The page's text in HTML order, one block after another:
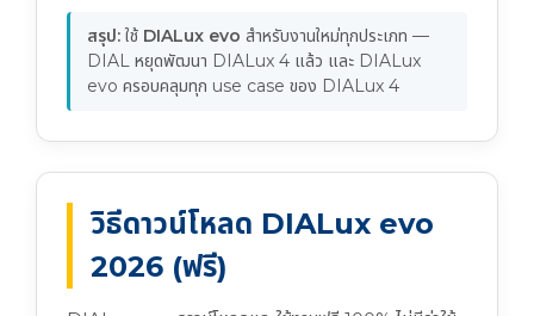
สรุป: ใช้ DIALux evo สำหรับงานใหม่ทุกประเภท —
DIAL หยุดพัฒนา DIALux 4 แล้ว และ DIALux
evo ครอบคลุมทุก use case ของ DIALux 4
วิธีดาวน์โหลด DIALux evo
2026 (ฟรี)